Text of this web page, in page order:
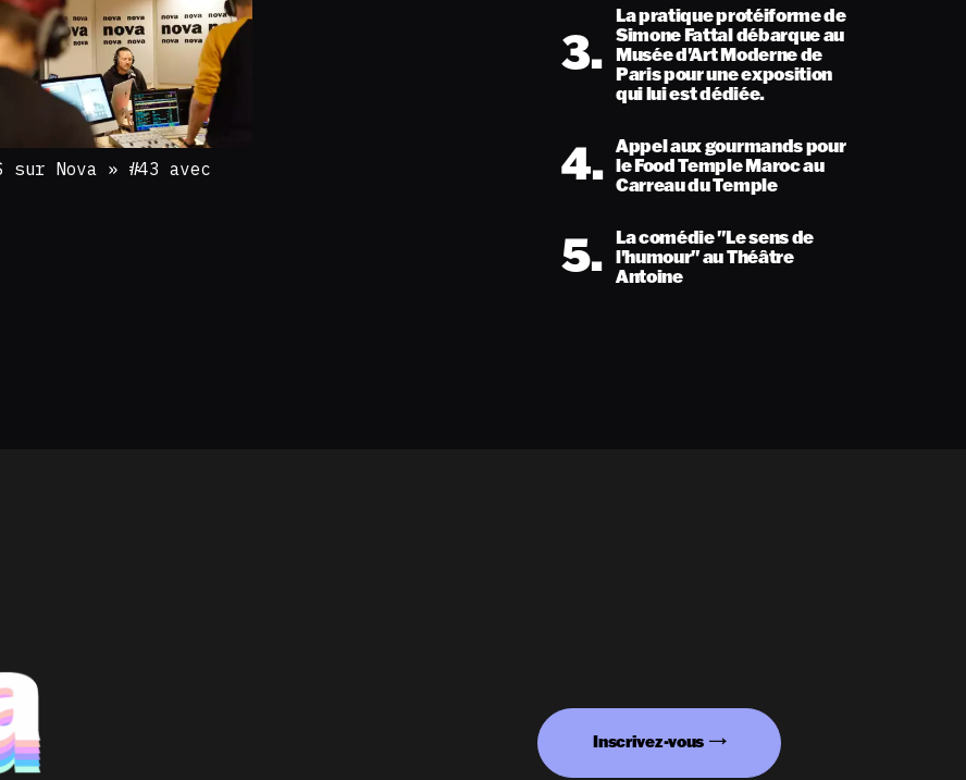
sur Nova » #43 avec
3.
La pratique protéiforme de
Simone Fattal débarque au
Musée d'Art Moderne de
Paris pour une exposition
qui lui est dédiée.
4. Appel aux gourmands pour
le Food Temple Maroc au
Carreau du Temple
5. La comédie "Le sens de
l'humour" au Théâtre
Antoine
Inscrivez-vous